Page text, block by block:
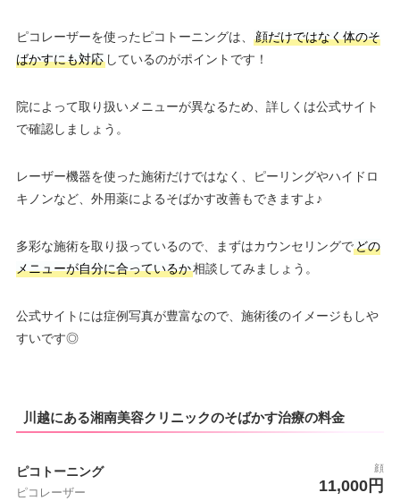
ピコレーザーを使ったピコトーニングは、
顔だけではなく体のそ
ばかすにも対応しているのがポイントです！
院によって取り扱いメニューが異なるため、詳しくは公式サイト
で確認しましょう。
レーザー機器を使った施術だけではなく、ピーリングやハイドロ
キノンなど、外用薬によるそばかす改善もできますよ♪
多彩な施術を取り扱っているので、まずはカウンセリングでどの
メニューが自分に合っているか相談してみましょう。
公式サイトには症例写真が豊富なので、施術後のイメージもしや
すいです◎
川越にある湘南美容クリニックのそばかす治療の料金
ピコトーニング
ピコレーザー
顔
11,000円